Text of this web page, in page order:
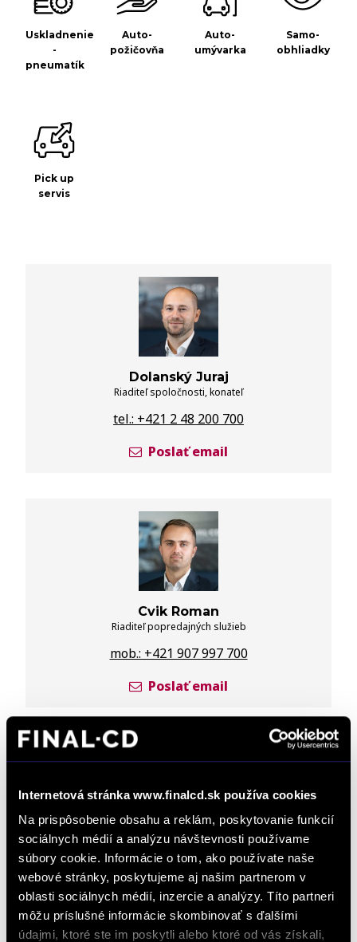
Internetová stránka www.finalcd.sk používa cookies
Na prispôsobenie obsahu a reklám, poskytovanie funkcií
sociálnych médií a analýzu návštevnosti používame
súbory cookie. Informácie o tom, ako používate naše
webové stránky, poskytujeme aj našim partnerom v
oblasti sociálnych médií, inzercie a analýzy. Títo partneri
môžu príslušné informácie skombinovať s ďalšími
údajmi, ktoré ste im poskytli alebo ktoré od vás získali,
Uskladnenie
-
pneumatík
Auto-
požičovňa
Auto-
umývarka
Samo-
obhliadky
Pick up
servis
Dolanský Juraj
Riaditeľ spoločnosti, konateľ
tel.: +421 2 48 200 700
Poslať email
Cvik Roman
Riaditeľ popredajných služieb
mob.: +421 907 997 700
Poslať email
Jurášková Miroslava
Obchodná riaditelka pre skupinu firiem FINAL CD
mob.: +421 905 756 256
Poslať email